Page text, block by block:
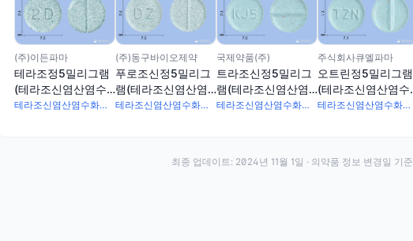
(주)이든파마
테라조정5밀리그램
(테라조신염산염수
화물)
테라조신염산염수화물 5.935mg
(주)동구바이오제약
푸로조신정5밀리그
램(테라조신염산염
수화물)
테라조신염산염수화물 5.935mg
국제약품(주)
트라조신정5밀리그
램(테라조신염산염
수화물)
테라조신염산염수화물 5.935mg
주식회사큐엘파마
오트린정5밀리그램
(테라조신염산염수
화물)
테라조신염산염수화물 5.935mg
최종 업데이트: 2024년 11월 1일 · 의약품 정보 변경일 기준